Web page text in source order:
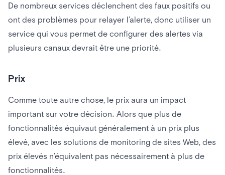
De nombreux services déclenchent des faux positifs ou
ont des problèmes pour relayer l’alerte, donc utiliser un
service qui vous permet de configurer des alertes via
plusieurs canaux devrait être une priorité.
Prix
Comme toute autre chose, le prix aura un impact
important sur votre décision. Alors que plus de
fonctionnalités équivaut généralement à un prix plus
élevé, avec les solutions de monitoring de sites Web, des
prix élevés n’équivalent pas nécessairement à plus de
fonctionnalités.